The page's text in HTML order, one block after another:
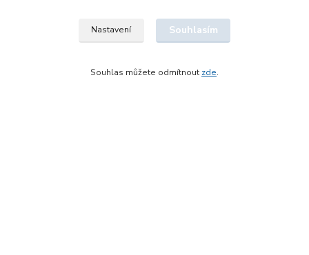
Nastavení Souhlasím
Souhlas můžete odmítnout zde.